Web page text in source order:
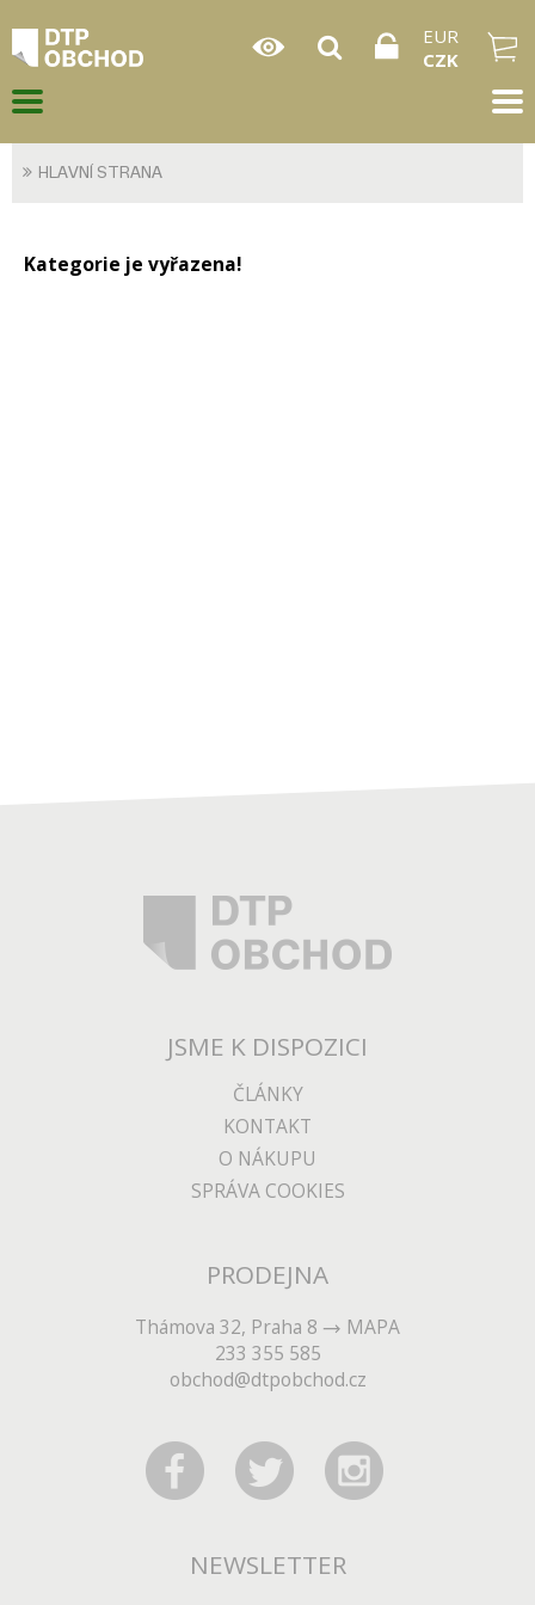
EUR
CZK
HLAVNÍ STRANA
Kategorie je vyřazena!
JSME K DISPOZICI
ČLÁNKY
KONTAKT
O NÁKUPU
SPRÁVA COOKIES
PRODEJNA
Thámova 32, Praha 8
MAPA
233 355 585
obchod@dtpobchod.cz
NEWSLETTER